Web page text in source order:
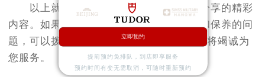
以上就是
北京帝舵维修服务中心为您分享的精彩
内容。如果您还有其他关于帝舵手表维护和保养的问
题，可以拨打页面400电话进行咨询，我们将竭诚为
您服务。
立即预约
提前预约免排队，到店即享服务
预约时间有变无需取消，可随时重新预约